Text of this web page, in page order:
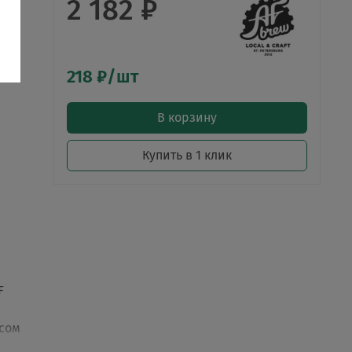
2 182 ₽
218 ₽/шт
В корзину
Купить в 1 клик